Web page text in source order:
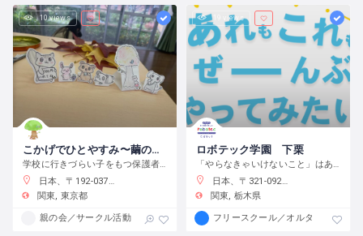
10 views
こかげでひとやすみ〜繭の会〜
学校に行きづらい子をもつ保護者の会です
日本、〒192-0375 東京都八王子市鑓水２丁目２０１３−２
関東
東京都
親の会／サークル活動
19 views
ロボテック学園 下栗
「やらなきゃいけないこと」はありません。宿題をやるのもよし、自分で目標をたてて取り組むのもよし、なんでもチャレンジできる環境です。
日本、〒321-0923 栃木県宇都宮市下栗町２２９２−８ 2 階
関東
栃木県
フリースクール／オルタナティブス